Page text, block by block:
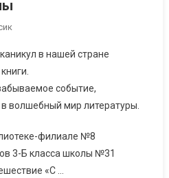
в нашей стране
событие,
волшебный мир литературы.
филиале №8
3-Б класса школы №31
«С …